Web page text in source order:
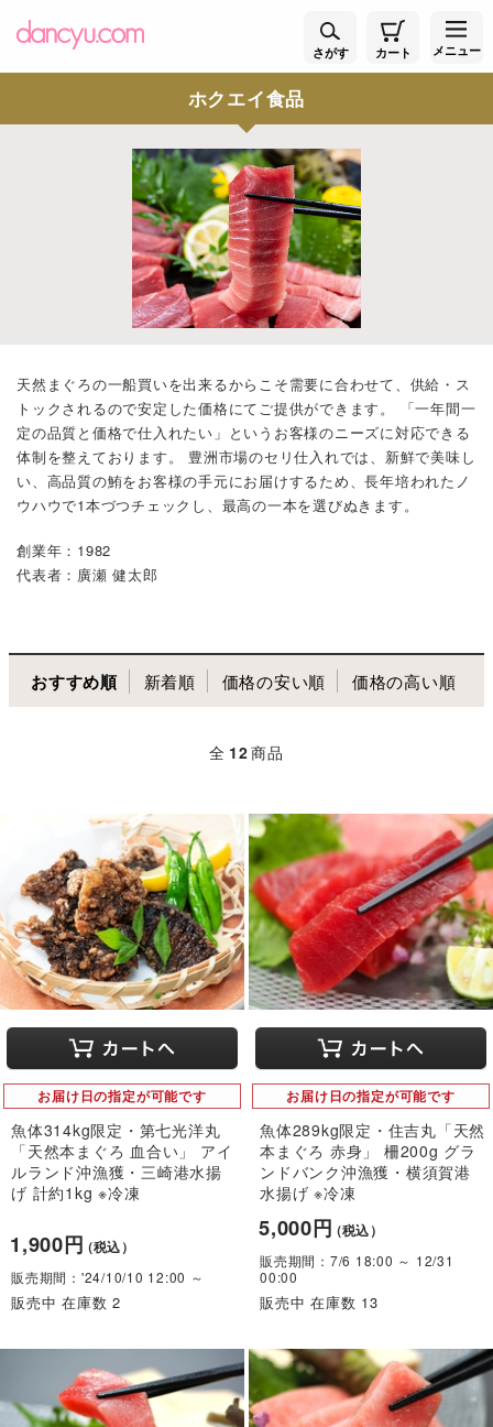
さがす カート メニュー
ホクエイ食品
天然まぐろの一船買いを出来るからこそ需要に合わせて、供給・ス
トックされるので安定した価格にてご提供ができます。 「一年間一
定の品質と価格で仕入れたい」というお客様のニーズに対応できる
体制を整えております。 豊洲市場のセリ仕入れでは、新鮮で美味し
い、高品質の鮪をお客様の手元にお届けするため、長年培われたノ
ウハウで1本づつチェックし、最高の一本を選びぬきます。
創業年：1982
代表者：廣瀬 健太郎
おすすめ順 新着順 価格の安い順 価格の高い順
全 12商品
お届け日の指定が可能です
魚体314kg限定・第七光洋丸
「天然本まぐろ 血合い」 アイ
ルランド沖漁獲・三崎港水揚
げ 計約1kg ※冷凍
1,900円（税込）
販売期間：'24/10/10 12:00 ～
販売中 在庫数 2
お届け日の指定が可能です
魚体289kg限定・住吉丸「天然
本まぐろ 赤身」 柵200g グラ
ンドバンク沖漁獲・横須賀港
水揚げ ※冷凍
5,000円（税込）
販売期間：7/6 18:00 ～ 12/31
00:00
販売中 在庫数 13